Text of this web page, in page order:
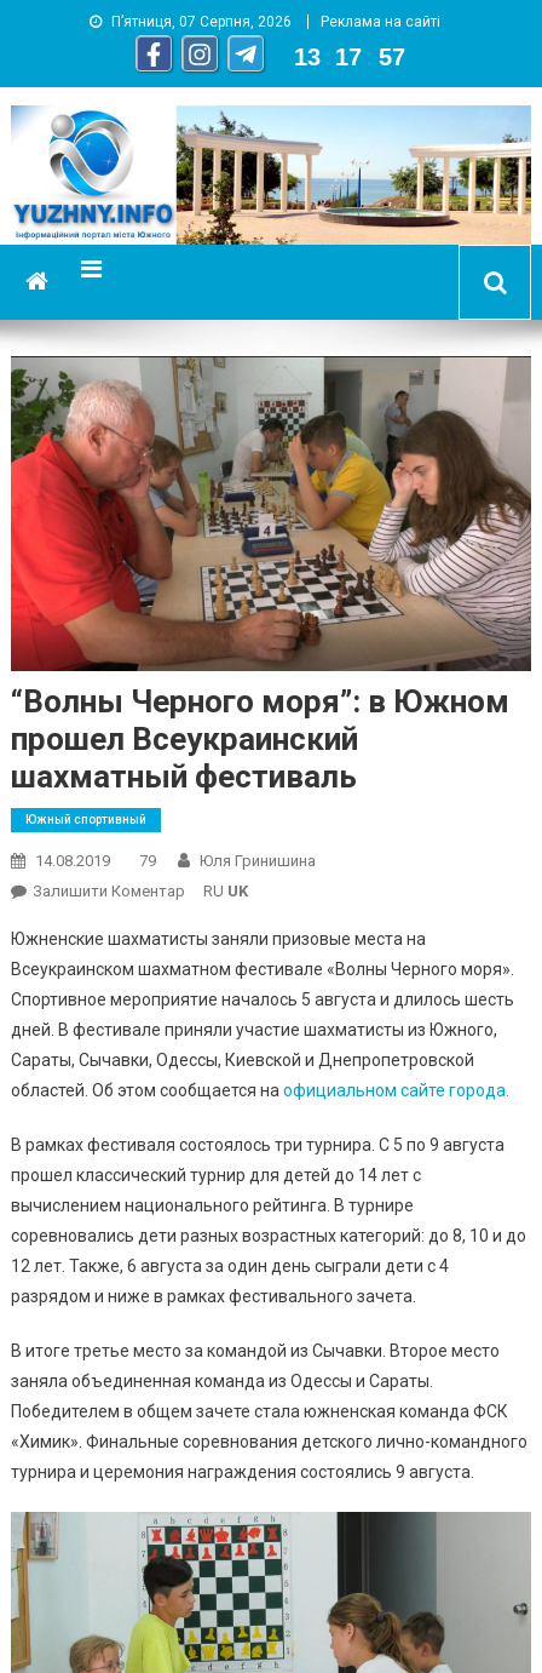
П’ятниця, 07 Серпня, 2026 Реклама на сайті
13 17 59
YUZHNY.INFO
информационный портал города Южный
“Волны Черного моря”: в Южном
прошел Всеукраинский
шахматный фестиваль
Южный спортивный
14.08.2019 79
Юля Гринишина
Залишити КоментарOn
Черного
Моря”:
В
Южном
Прошел
Всеукраинский
Фестиваль
RU UK
Южненские шахматисты заняли призовые места на
Всеукраинском шахматном фестивале «Волны Черного моря».
Спортивное мероприятие началось 5 августа и длилось шесть
дней. В фестивале приняли участие шахматисты из Южного,
Сараты, Сычавки, Одессы, Киевской и Днепропетровской
областей. Об этом сообщается на официальном сайте города.
В рамках фестиваля состоялось три турнира. С 5 по 9 августа
прошел классический турнир для детей до 14 лет с
вычислением национального рейтинга. В турнире
соревновались дети разных возрастных категорий: до 8, 10 и до
12 лет. Также, 6 августа за один день сыграли дети с 4
разрядом и ниже в рамках фестивального зачета.
В итоге третье место за командой из Сычавки. Второе место
заняла объединенная команда из Одессы и Сараты.
Победителем в общем зачете стала южненская команда ФСК
«Химик». Финальные соревнования детского лично-командного
турнира и церемония награждения состоялись 9 августа.